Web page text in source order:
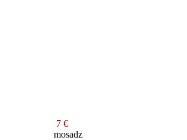
7 €
mosadz